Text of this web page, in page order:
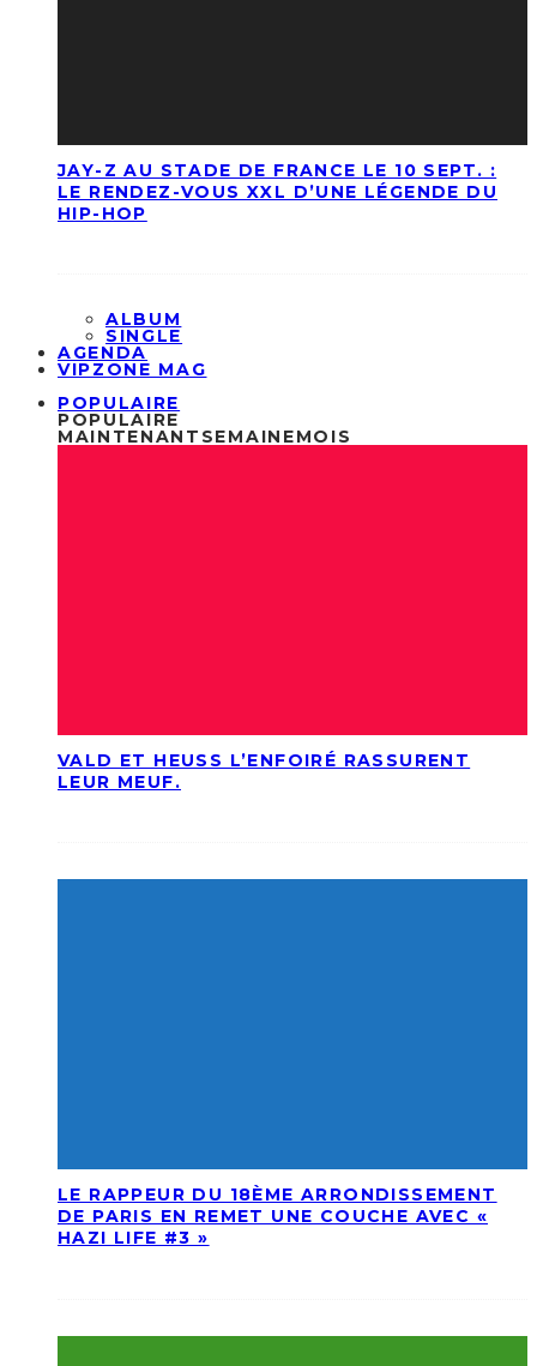
JAY-Z AU STADE DE FRANCE LE 10 SEPT. :
LE RENDEZ-VOUS XXL D’UNE LÉGENDE DU
HIP-HOP
ALBUM
SINGLE
AGENDA
VIPZONE MAG
POPULAIRE
POPULAIRE
MAINTENANT SEMAINEMOIS
VALD ET HEUSS L’ENFOIRÉ RASSURENT
LEUR MEUF.
LE RAPPEUR DU 18ÈME ARRONDISSEMENT
DE PARIS EN REMET UNE COUCHE AVEC «
HAZI LIFE #3 »